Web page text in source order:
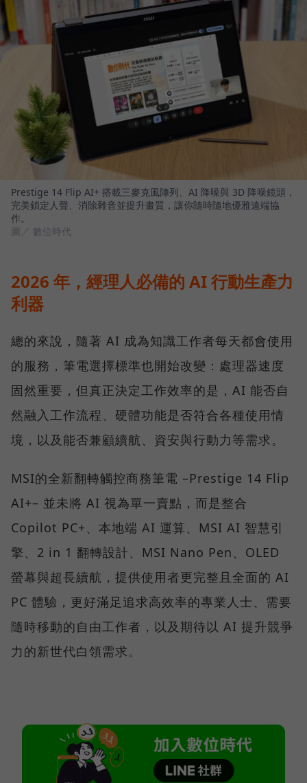
Prestige 14 Flip AI+ 搭載三麥克風陣列、AI 降噪與 3D 降噪鏡頭，
完美鎖定人聲、消除雜音並提升畫質，讓你隨時隨地優雅遠端協
作。
圖／ 數位時代
2026 年，經理人必備的 AI 行動生產力
利器
總的來說，隨著 AI 成為知識工作者每天都會使用
的服務，筆電選擇標準也開始改變：處理器速度
固然重要，但真正決定工作效率的是，AI 能否自
然融入工作流程、硬體功能是否符合各種使用情
境，以及能否兼顧續航、資安與行動力等需求。
MSI的全新翻轉觸控商務筆電 –Prestige 14 Flip
AI+– 並未將 AI 視為單一賣點，而是整合
Copilot PC+、本地端 AI 運算、MSI AI 智慧引
擎、2 in 1 翻轉設計、MSI Nano Pen、OLED
螢幕與超長續航，提供使用者更完整且全面的 AI
PC 體驗，更好滿足追求高效率的專業人士、需要
隨時移動的自由工作者，以及期待以 AI 提升競爭
力的新世代白領需求。